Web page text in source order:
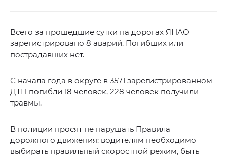
Всего за прошедшие сутки на дорогах ЯНАО
зарегистрировано 8 аварий. Погибших или
пострадавших нет.
С начала года в округе в 3571 зарегистрированном
ДТП погибли 18 человек, 228 человек получили
травмы.
В полиции просят не нарушать Правила
дорожного движения: водителям необходимо
выбирать правильный скоростной режим, быть